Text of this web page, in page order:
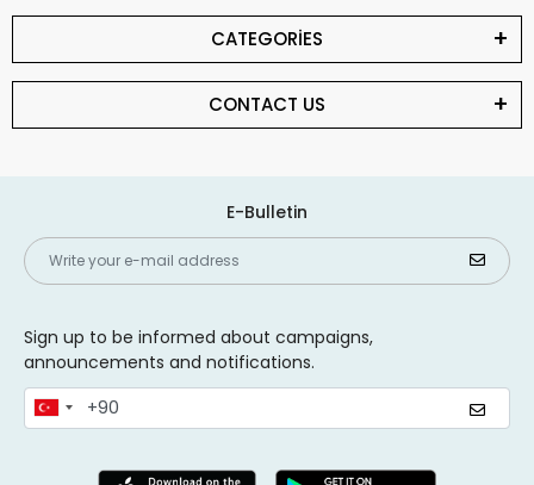
CATEGORİES
CONTACT US
E-Bulletin
Sign up to be informed about campaigns,
announcements and notifications.